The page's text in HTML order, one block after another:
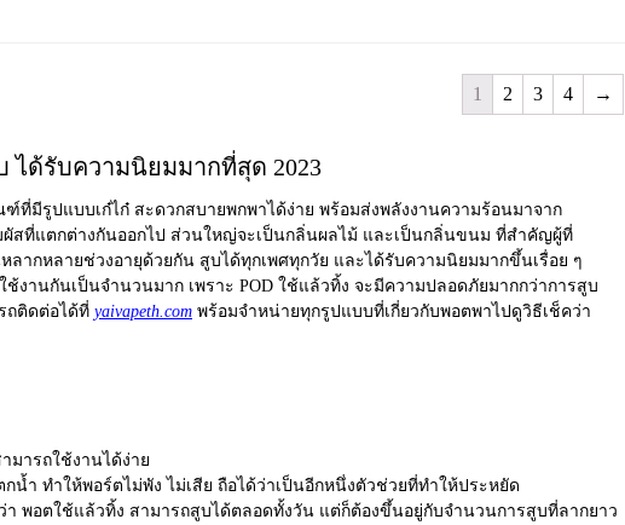
1 2 3 4 →
ได้รับความนิยมมากที่สุด 2023
มีรูปแบบเก๋ไก๋ สะดวกสบายพกพาได้ง่าย พร้อมส่งพลังงานความร้อนมาจาก
ผัสที่แตกต่างกันออกไป ส่วนใหญ่จะเป็นกลิ่นผลไม้ และเป็นกลิ่นขนม ที่สำคัญผู้ที่
กหลายช่วงอายุด้วยกัน สูบได้ทุกเพศทุกวัย และได้รับความนิยมมากขึ้นเรื่อย ๆ
งานกันเป็นจำนวนมาก เพราะ POD ใช้แล้วทิ้ง จะมีความปลอดภัยมากกว่าการสูบ
ถติดต่อได้ที่ yaivapeth.com พร้อมจำหน่ายทุกรูปแบบที่เกี่ยวกับพอตพาไปดูวิธีเช็คว่า
มารถใช้งานได้ง่าย
ำ ทำให้พอร์ตไม่พัง ไม่เสีย ถือได้ว่าเป็นอีกหนึ่งตัวช่วยที่ทำให้ประหยัด
พอตใช้แล้วทิ้ง สามารถสูบได้ตลอดทั้งวัน แต่ก็ต้องขึ้นอยู่กับจำนวนการสูบที่ลากยาว